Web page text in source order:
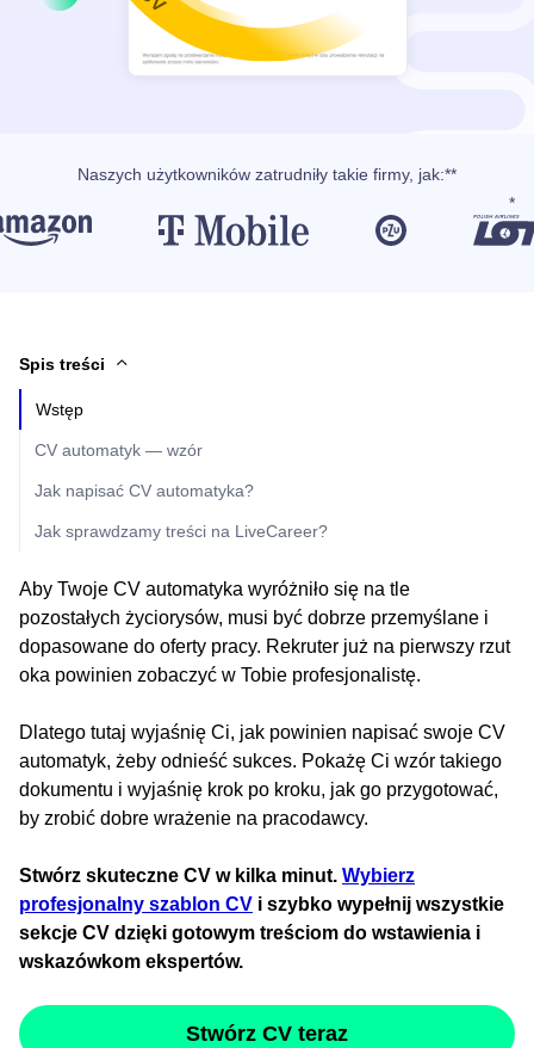
Naszych użytkowników zatrudniły takie firmy, jak:**
Spis treści
Wstęp
CV automatyk — wzór
Jak napisać CV automatyka?
Jak sprawdzamy treści na LiveCareer?
Aby Twoje CV automatyka wyróżniło się na tle
pozostałych życiorysów, musi być dobrze przemyślane i
dopasowane do oferty pracy. Rekruter już na pierwszy rzut
oka powinien zobaczyć w Tobie profesjonalistę.
Dlatego tutaj wyjaśnię Ci, jak powinien napisać swoje CV
automatyk, żeby odnieść sukces. Pokażę Ci wzór takiego
dokumentu i wyjaśnię krok po kroku, jak go przygotować,
by zrobić dobre wrażenie na pracodawcy.
Stwórz skuteczne CV w kilka minut. Wybierz
profesjonalny szablon CV i szybko wypełnij wszystkie
sekcje CV dzięki gotowym treściom do wstawienia i
wskazówkom ekspertów.
Stwórz CV teraz